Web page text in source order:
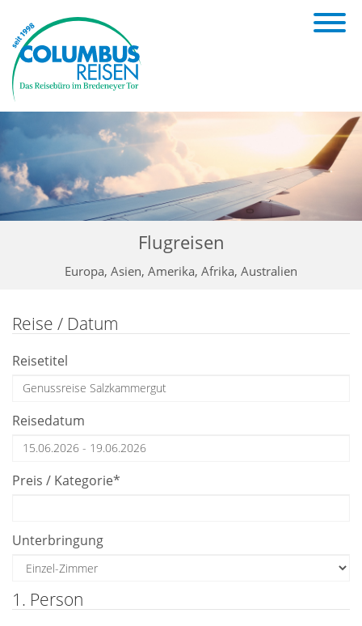
Flugreisen
Europa, Asien, Amerika, Afrika, Australien
Reise / Datum
Reisetitel
Reisedatum
Preis / Kategorie*
Unterbringung
1. Person